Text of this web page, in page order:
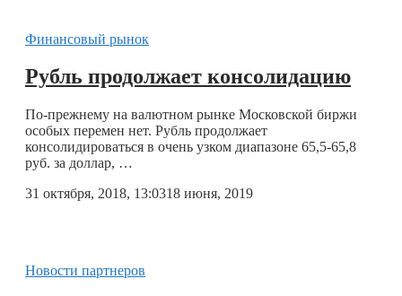
Финансовый рынок
Рубль продолжает консолидацию
По-прежнему на валютном рынке Московской биржи
особых перемен нет. Рубль продолжает
консолидироваться в очень узком диапазоне 65,5-65,8
руб. за доллар, …
31 октября, 2018, 13:0318 июня, 2019
Новости партнеров